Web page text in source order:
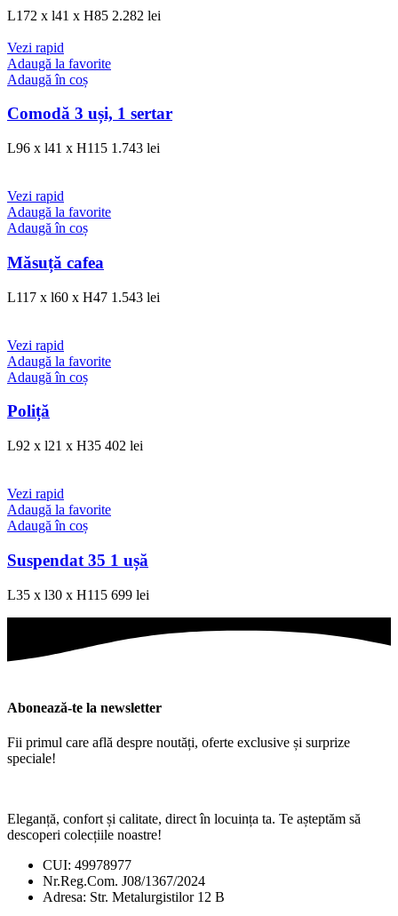
L172 x l41 x H85 2.282 lei
Vezi rapid
Adaugă la favorite
Adaugă în coș
Comodă 3 uși, 1 sertar
L96 x l41 x H115 1.743 lei
Vezi rapid
Adaugă la favorite
Adaugă în coș
Măsuță cafea
L117 x l60 x H47 1.543 lei
Vezi rapid
Adaugă la favorite
Adaugă în coș
Poliță
L92 x l21 x H35 402 lei
Vezi rapid
Adaugă la favorite
Adaugă în coș
Suspendat 35 1 ușă
L35 x l30 x H115 699 lei
Abonează-te la newsletter
Fii primul care află despre noutăți, oferte exclusive și surprize
speciale!
Eleganță, confort și calitate, direct în locuința ta. Te așteptăm să
descoperi colecțiile noastre!
CUI: 49978977
Nr.Reg.Com. J08/1367/2024
Adresa: Str. Metalurgistilor 12 B